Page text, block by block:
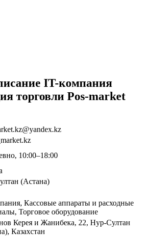
IT-компания
торговли Pos-market
10:00–18:00
(Астана)
Кассовые аппараты и расходные
Торговое оборудование
Керея и Жанибека, 22, Нур-Султан
Казахстан